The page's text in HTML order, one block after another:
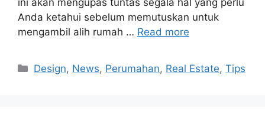
ini akan mengupas tuntas segala hal yang perlu
Anda ketahui sebelum memutuskan untuk
mengambil alih rumah … Read more
Categories
Design, News, Perumahan, Real Estate,Tips